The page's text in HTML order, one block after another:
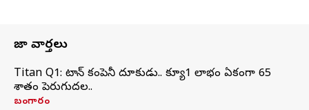
తాజా వార్తలు
Titan Q1: టైటాన్ కంపెనీ దూకుడు.. క్యూ1 లాభం ఏకంగా 65
శాతం పెరుగుదల..
బంగారం